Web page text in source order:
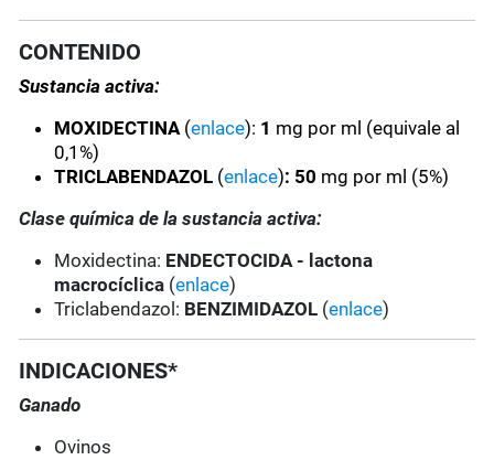
CONTENIDO
Sustancia activa:
MOXIDECTINA (enlace): 1 mg por ml (equivale al
0,1%)
TRICLABENDAZOL (enlace): 50 mg por ml (5%)
Clase química de la sustancia activa:
Moxidectina: ENDECTOCIDA - lactona
macrocíclica (enlace)
Triclabendazol: BENZIMIDAZOL (enlace)
INDICACIONES*
Ganado
Ovinos